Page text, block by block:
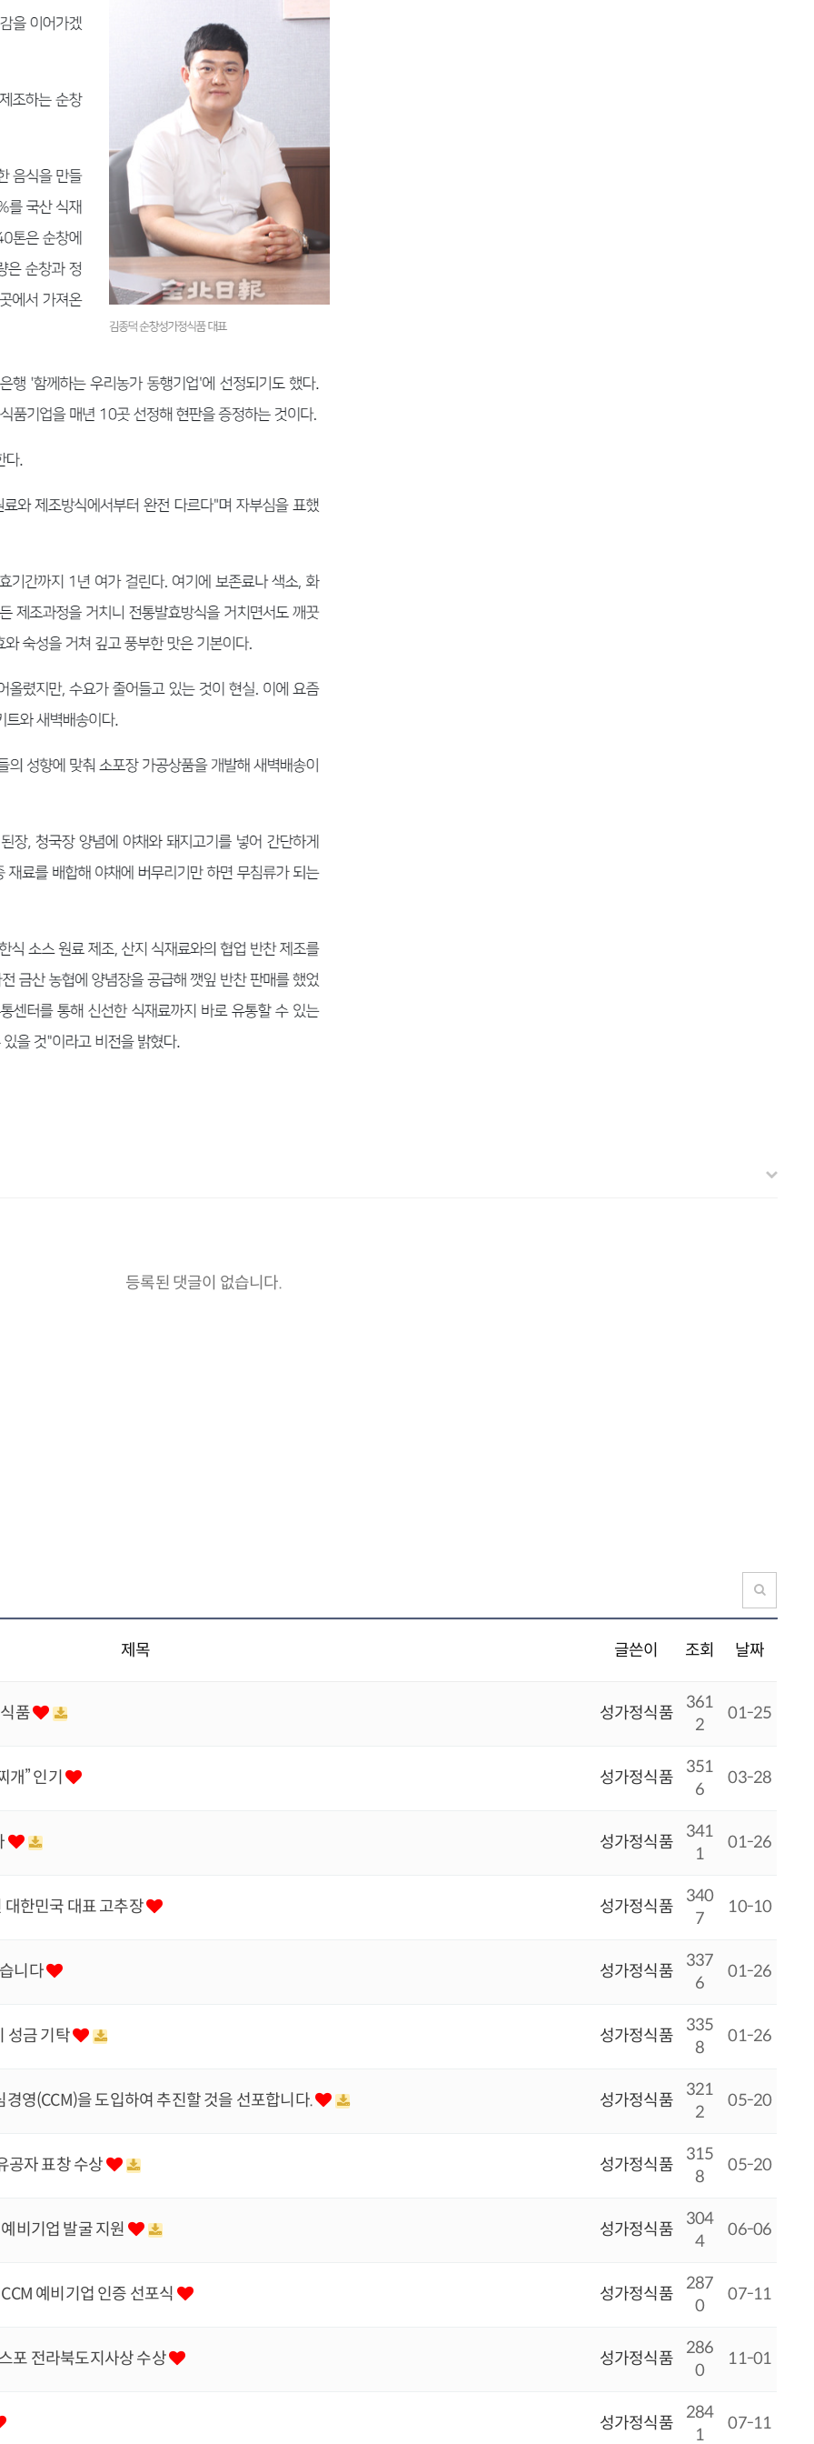
등록된 댓글이 없습니다.
제목 글쓴이 조회 날짜
품 성가정식품
361
2
01-25
개” 인기 성가정식품
351
6
03-28
성가정식품
341
1
01-26
한민국 대표 고추장 성가정식품
340
7
10-10
니다 성가정식품
337
6
01-26
성금 기탁 성가정식품
335
8
01-26
영(CCM)을 도입하여 추진할 것을 선포합니다. 성가정식품
321
2
05-20
공자 표창 수상 성가정식품
315
8
05-20
비기업 발굴 지원 성가정식품
304
4
06-06
예비기업 인증 선포식 성가정식품
287
0
07-11
포 전라북도지사상 수상 성가정식품
286
0
11-01
성가정식품
284
1
07-11